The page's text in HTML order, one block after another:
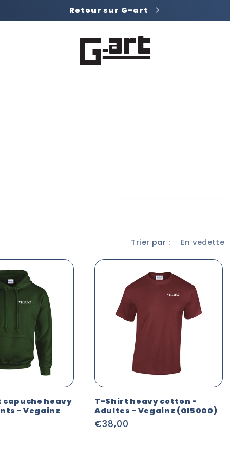
Retour sur G-art
Trier par :
heavy
- Vegainz
T-Shirt heavy cotton -
Adultes - Vegainz (GI5000)
Prix
€38,00